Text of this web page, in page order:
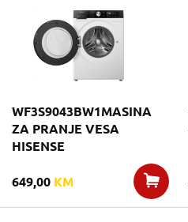
WF3S9043BW1MASINA
ZA PRANJE VESA
HISENSE
649,00 KM